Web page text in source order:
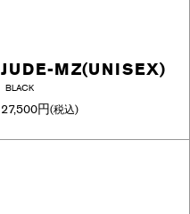
JUDE-MZ(UNISEX)
BLACK
27,500円(税込)